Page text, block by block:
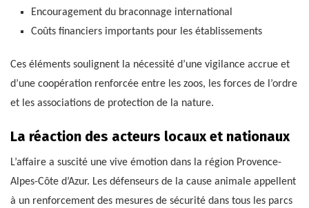
Encouragement du braconnage international
Coûts financiers importants pour les établissements
Ces éléments soulignent la nécessité d’une vigilance accrue et
d’une coopération renforcée entre les zoos, les forces de l’ordre
et les associations de protection de la nature.
La réaction des acteurs locaux et nationaux
L’affaire a suscité une vive émotion dans la région Provence-
Alpes-Côte d’Azur. Les défenseurs de la cause animale appellent
à un renforcement des mesures de sécurité dans tous les parcs